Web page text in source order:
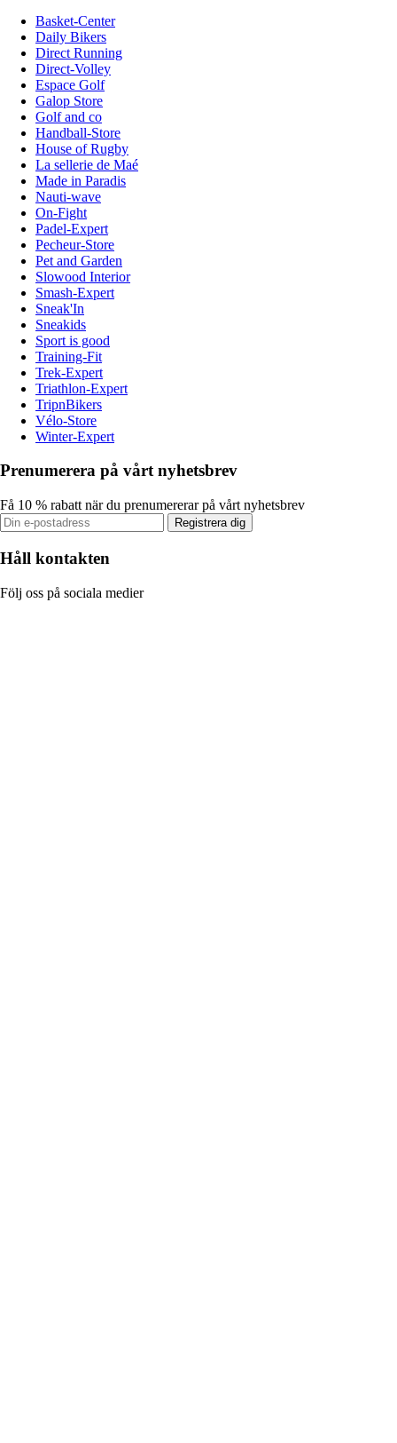
Basket-Center
Daily Bikers
Direct Running
Direct-Volley
Espace Golf
Galop Store
Golf and co
Handball-Store
House of Rugby
La sellerie de Maé
Made in Paradis
Nauti-wave
On-Fight
Padel-Expert
Pecheur-Store
Pet and Garden
Slowood Interior
Smash-Expert
Sneak'In
Sneakids
Sport is good
Training-Fit
Trek-Expert
Triathlon-Expert
TripnBikers
Vélo-Store
Winter-Expert
Prenumerera på vårt nyhetsbrev
Få 10 % rabatt när du prenumererar på vårt nyhetsbrev
Registrera dig
Håll kontakten
Följ oss på sociala medier